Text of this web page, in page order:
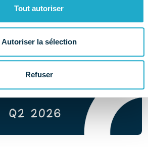
Tout autoriser
Autoriser la sélection
Refuser